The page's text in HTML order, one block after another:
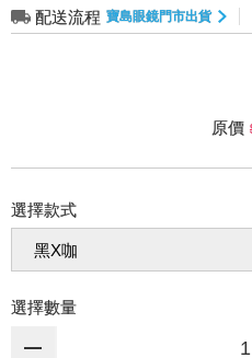
配送流程 寶島眼鏡門市出貨
原價
選擇款式
選擇數量